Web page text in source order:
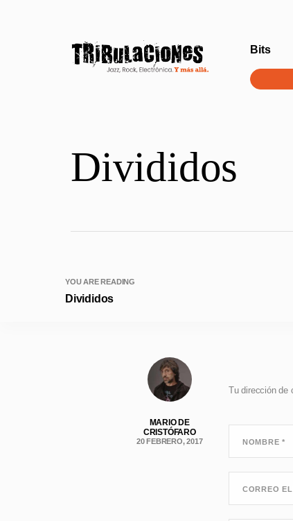
Bits
Divididos
YOU ARE READING
Divididos
MARIO DE
CRISTÓFARO
20 FEBRERO, 2017
Tu dirección de
NOMBRE*
CORREO